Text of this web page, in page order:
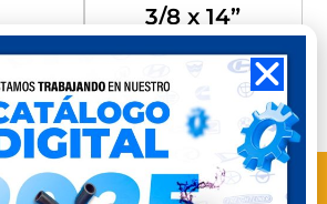
3/8 x 14”
Perú
Compra
Ecuador
SIGUIENTE
MH10108